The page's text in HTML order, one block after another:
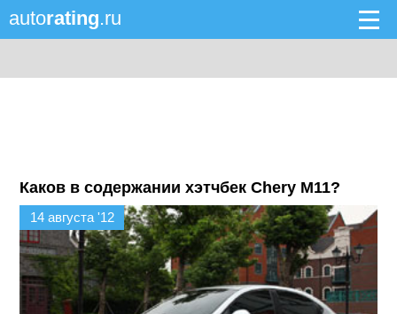
autorating.ru
Каков в содержании хэтчбек Chery M11?
14 августа '12